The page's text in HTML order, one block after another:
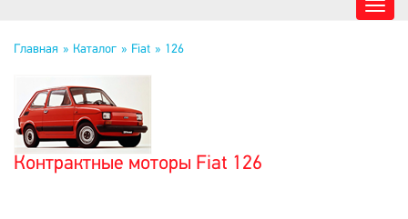
Главная Каталог Fiat 126
Контрактные моторы Fiat 126